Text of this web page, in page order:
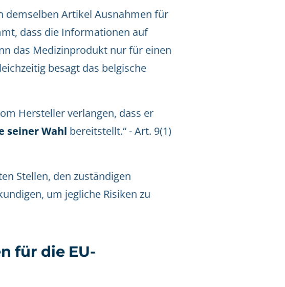
demselben Artikel Ausnahmen für
dass die Informationen auf
das Medizinprodukt nur für einen
besagt das belgische
Hersteller verlangen, dass er
seiner Wahl bereitstellt.“ - Art. 9(1)
Stellen, den zuständigen
um jegliche Risiken zu
für die EU-